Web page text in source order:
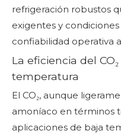
refrigeración robustos
exigentes y
confiabilidad operativa
La eficiencia del
temperatura
El CO₂, aunque
amoníaco en términos
aplicaciones de baja